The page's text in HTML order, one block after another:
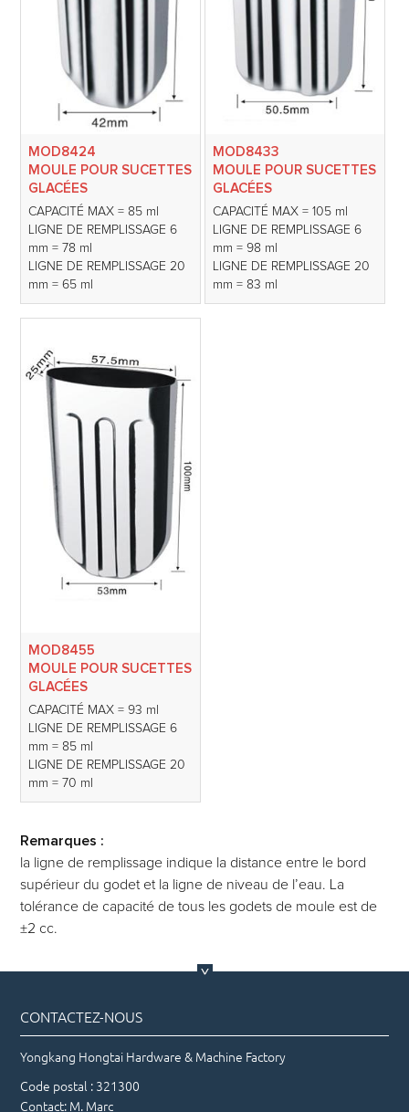
MOD8424
MOULE POUR SUCETTES
GLACÉES
CAPACITÉ MAX = 85 ml
LIGNE DE REMPLISSAGE 6
mm = 78 ml
LIGNE DE REMPLISSAGE 20
mm = 65 ml
MOD8433
MOULE POUR SUCETTES
GLACÉES
CAPACITÉ MAX = 105 ml
LIGNE DE REMPLISSAGE 6
mm = 98 ml
LIGNE DE REMPLISSAGE 20
mm = 83 ml
MOD8455
MOULE POUR SUCETTES
GLACÉES
CAPACITÉ MAX = 93 ml
LIGNE DE REMPLISSAGE 6
mm = 85 ml
LIGNE DE REMPLISSAGE 20
mm = 70 ml
Remarques :
la ligne de remplissage indique la distance entre le bord
supérieur du godet et la ligne de niveau de l’eau. La
tolérance de capacité de tous les godets de moule est de
±2 cc.
CONTACTEZ-NOUS
Yongkang Hongtai Hardware & Machine Factory
Code postal : 321300
Contact: M. Marc